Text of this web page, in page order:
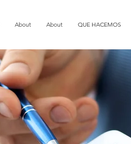
About About QUE HACEMOS